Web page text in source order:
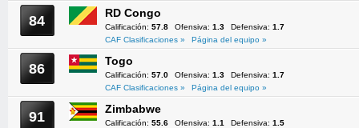
84 RD Congo
Calificación: 57.8 Ofensiva: 1.3 Defensiva: 1.7
CAF Clasificaciones »
Página del equipo »
86 Togo
Calificación: 57.0 Ofensiva: 1.3 Defensiva: 1.7
CAF Clasificaciones »
Página del equipo »
91 Zimbabwe
Calificación: 55.6 Ofensiva: 1.1 Defensiva: 1.5